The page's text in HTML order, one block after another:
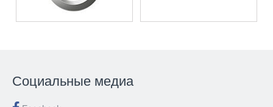
Социальные медиа